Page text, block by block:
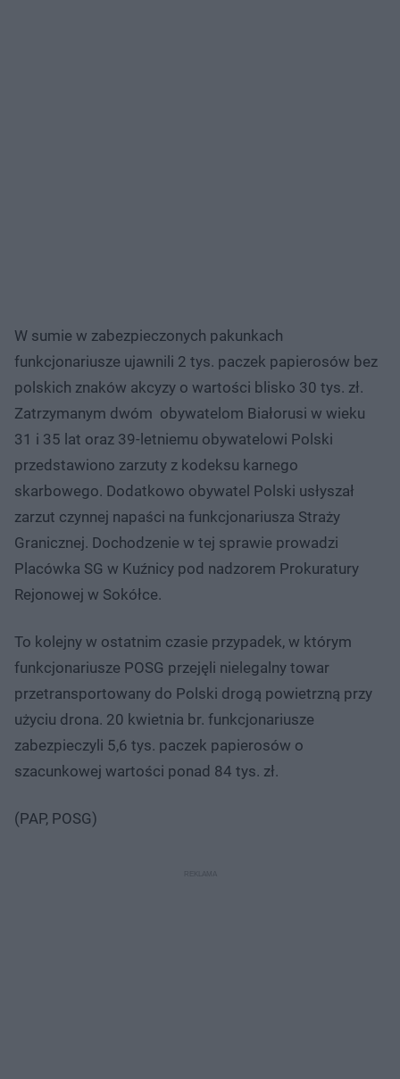
W sumie w zabezpieczonych pakunkach
funkcjonariusze ujawnili 2 tys. paczek papierosów bez
polskich znaków akcyzy o wartości blisko 30 tys. zł.
Zatrzymanym dwóm obywatelom Białorusi w wieku
31 i 35 lat oraz 39-letniemu obywatelowi Polski
przedstawiono zarzuty z kodeksu karnego
skarbowego. Dodatkowo obywatel Polski usłyszał
zarzut czynnej napaści na funkcjonariusza Straży
Granicznej. Dochodzenie w tej sprawie prowadzi
Placówka SG w Kuźnicy pod nadzorem Prokuratury
Rejonowej w Sokółce.
To kolejny w ostatnim czasie przypadek, w którym
funkcjonariusze POSG przejęli nielegalny towar
przetransportowany do Polski drogą powietrzną przy
użyciu drona. 20 kwietnia br. funkcjonariusze
zabezpieczyli 5,6 tys. paczek papierosów o
szacunkowej wartości ponad 84 tys. zł.
(PAP, POSG)